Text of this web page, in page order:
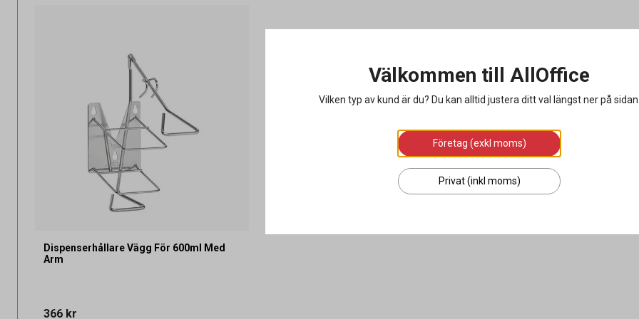
Dispenserhållare Vägg För 600ml Med
Arm
366 kr
Välkommen till AllOffice
Vilken typ av kund är du? Du kan alltid justera ditt val längst ner på
Företag (exkl moms)
Privat (inkl moms)